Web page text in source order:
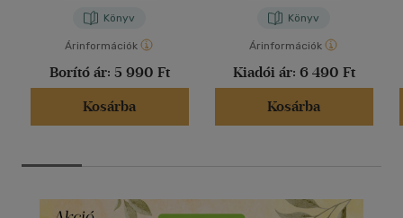
Könyv
Árinformációk
Borító ár: 5 990 Ft
Kosárba
Könyv
Árinformációk
Kiadói ár: 6 490 Ft
Kosárba